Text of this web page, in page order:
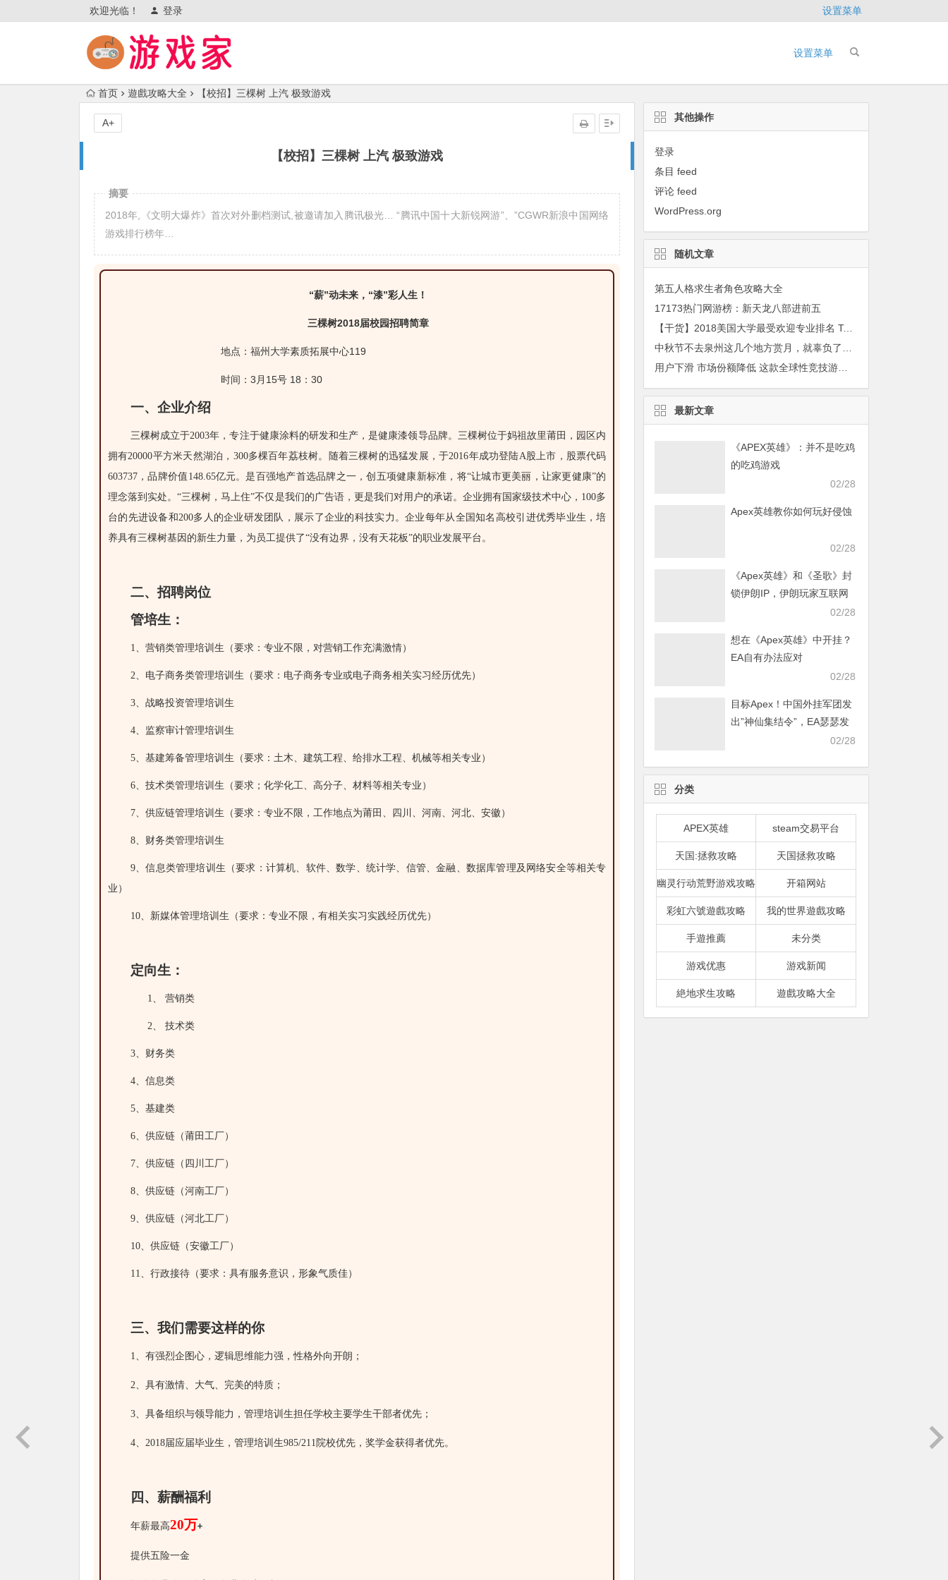
欢迎光临！ 登录 设置菜单
设置菜单
首页 遊戲攻略大全 【校招】三棵树 上汽 极致游戏
【校招】三棵树 上汽 极致游戏
A+
摘要
2018年,《文明大爆炸》首次对外删档测试,被邀请加入腾讯极光… “腾讯中国十大新锐网游”、”CGWR新浪中国网络
游戏排行榜年…
“薪”动未来，“漆”彩人生！
三棵树2018届校园招聘简章
地点：福州大学素质拓展中心119
时间：3月15号 18：30
一、企业介绍
三棵树成立于2003年，专注于健康涂料的研发和生产，是健康漆领导品牌。三棵树位于妈祖故里莆田，园区内
拥有20000平方米天然湖泊，300多棵百年荔枝树。随着三棵树的迅猛发展，于2016年成功登陆A股上市，股票代码
603737，品牌价值 148.65亿元。是百强地产首选品牌之一，创五项健康新标准，将“让城市更美丽，让家更健康”的
理念落到实处。“三棵树，马上住”不仅是我们的广告语，更是我们对用户的承诺。企业拥有国家级技术中心，100多
台的先进设备和200多人的企业研发团队，展示了企业的科技实力。企业每年从全国知名高校引进优秀毕业生，培
养具有三棵树基因的新生力量，为员工提供了“没有边界，没有天花板”的职业发展平台。
二、招聘岗位
管培生：
1、营销类管理培训生（要求：专业不限，对营销工作充满激情）
2、电子商务类管理培训生（要求：电子商务专业或电子商务相关实习经历优先）
3、战略投资管理培训生
4、监察审计管理培训生
5、基建筹备管理培训生（要求：土木、建筑工程、给排水工程、机械等相关专业）
6、技术类管理培训生（要求；化学化工、高分子、材料等相关专业）
7、供应链管理培训生（要求：专业不限，工作地点为莆田、四川、河南、河北、安徽）
8、财务类管理培训生
9、信息类管理培训生（要求：计算机、软件、数学、统计学、信管、金融、数据库管理及网络安全等相关专
业）
10、新媒体管理培训生（要求：专业不限，有相关实习实践经历优先）
定向生：
1、 营销类
2、 技术类
3、财务类
4、信息类
5、基建类
6、供应链（莆田工厂）
7、供应链（四川工厂）
8、供应链（河南工厂）
9、供应链（河北工厂）
10、供应链（安徽工厂）
11、行政接待（要求：具有服务意识，形象气质佳）
三、我们需要这样的你
1、有强烈企图心，逻辑思维能力强，性格外向开朗；
2、具有激情、大气、完美的特质；
3、具备组织与领导能力，管理培训生担任学校主要学生干部者优先；
4、2018届应届毕业生，管理培训生985/211院校优先，奖学金获得者优先。
四、薪酬福利
年薪最高20万+
提供五险一金
其他操作
登录
条目 feed
评论 feed
WordPress.org
随机文章
第五人格求生者角色攻略大全
17173热门网游榜：新天龙八部进前五
【干货】2018美国大学最受欢迎专业排名 Top10 榜单
用户下滑 市场份额降低 这款全球性竞技游戏正在经历“七年之痒”
最新文章
《APEX英雄》：并不是吃鸡
的吃鸡游戏
02/28
Apex英雄教你如何玩好侵蚀
02/28
《Apex英雄》和《圣歌》封
锁伊朗IP，伊朗玩家互联网
02/28
想在《Apex英雄》中开挂？
EA自有办法应对
02/28
目标Apex！中国外挂军团发
出”神仙集结令”，EA瑟瑟发
02/28
分类
APEX英雄 steam交易平台
天国:拯救攻略 天国拯救攻略
幽灵行动荒野游戏攻略 开箱网站
彩虹六號遊戲攻略 我的世界遊戲攻略
手遊推薦 未分类
游戏优惠 游戏新闻
絶地求生攻略 遊戲攻略大全